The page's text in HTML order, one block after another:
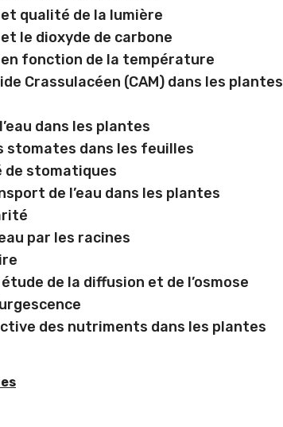
qualité de la lumière
le dioxyde de carbone
fonction de la température
Crassulacéen (CAM) dans les plantes
dans les plantes
stomates dans les feuilles
de stomatiques
de l’eau dans les plantes
par les racines
de la diffusion et de l’osmose
des nutriments dans les plantes